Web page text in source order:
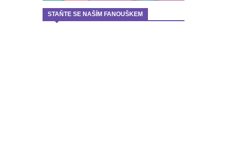
STAŇTE SE NAŠÍM FANOUŠKEM